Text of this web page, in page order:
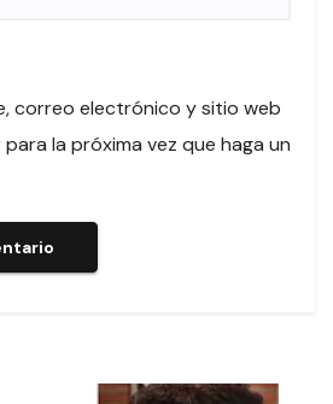
correo electrónico y sitio web
la próxima vez que haga un